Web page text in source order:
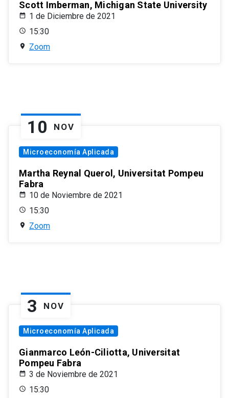
Scott Imberman, Michigan State University
1 de Diciembre de 2021
15:30
Zoom
10 NOV
Microeconomía Aplicada
Martha Reynal Querol, Universitat Pompeu
Fabra
10 de Noviembre de 2021
15:30
Zoom
3 NOV
Microeconomía Aplicada
Gianmarco León-Ciliotta, Universitat
Pompeu Fabra
3 de Noviembre de 2021
15:30